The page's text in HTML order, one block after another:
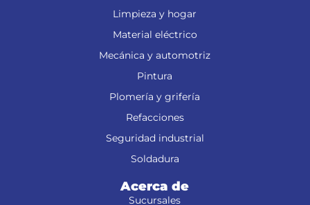
Limpieza y hogar
Material eléctrico
Mecánica y automotriz
Pintura
Plomería y grifería
Refacciones
Seguridad industrial
Soldadura
Acerca de
Sucursales